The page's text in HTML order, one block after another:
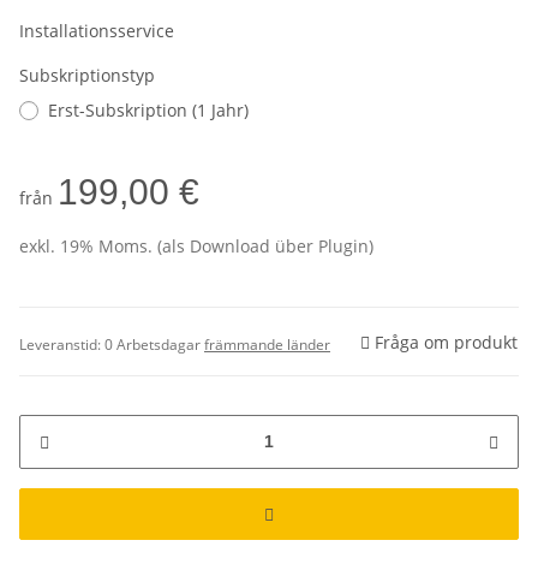
Installationsservice
Subskriptionstyp
Erst-Subskription (1 Jahr)
från 199,00 €
exkl. 19% Moms. (als Download über Plugin)
Leveranstid:0 Arbetsdagarfrämmande länder Fråga om produkt